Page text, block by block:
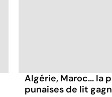
Algérie, Maroc... la
punaises de lit